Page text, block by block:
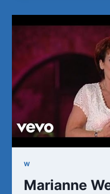
IK
ZIE
W
Marianne